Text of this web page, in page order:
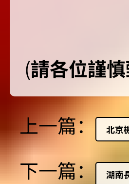
(請各位謹
上一篇： 北京
下一篇： 湖南